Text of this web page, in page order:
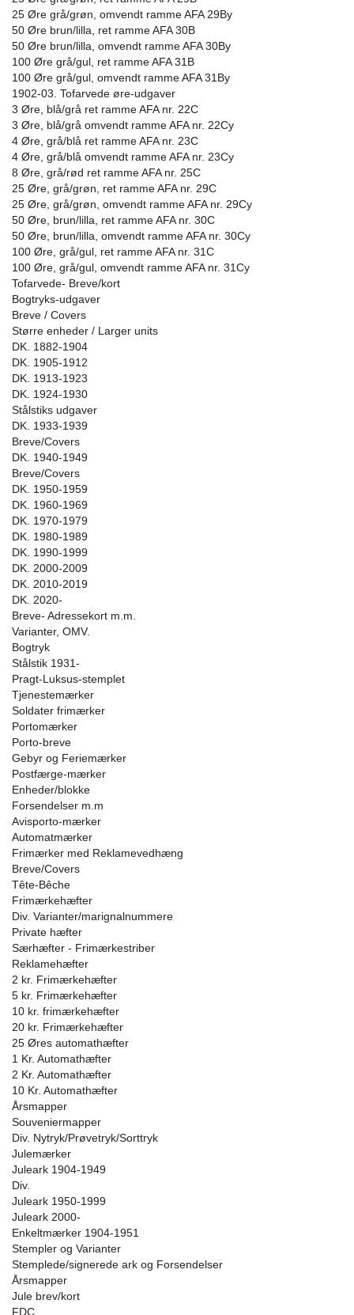
25 Øre grå/grøn, omvendt ramme AFA 29By
50 Øre brun/lilla, ret ramme AFA 30B
50 Øre brun/lilla, omvendt ramme AFA 30By
100 Øre grå/gul, ret ramme AFA 31B
100 Øre grå/gul, omvendt ramme AFA 31By
1902-03. Tofarvede øre-udgaver
3 Øre, blå/grå ret ramme AFA nr. 22C
3 Øre, blå/grå omvendt ramme AFA nr. 22Cy
4 Øre, grå/blå ret ramme AFA nr. 23C
4 Øre, grå/blå omvendt ramme AFA nr. 23Cy
8 Øre, grå/rød ret ramme AFA nr. 25C
25 Øre, grå/grøn, ret ramme AFA nr. 29C
25 Øre, grå/grøn, omvendt ramme AFA nr. 29Cy
50 Øre, brun/lilla, ret ramme AFA nr. 30C
50 Øre, brun/lilla, omvendt ramme AFA nr. 30Cy
100 Øre, grå/gul, ret ramme AFA nr. 31C
100 Øre, grå/gul, omvendt ramme AFA nr. 31Cy
Tofarvede- Breve/kort
Bogtryks-udgaver
Breve / Covers
Større enheder / Larger units
DK. 1882-1904
DK. 1905-1912
DK. 1913-1923
DK. 1924-1930
Stålstiks udgaver
DK. 1933-1939
Breve/Covers
DK. 1940-1949
Breve/Covers
DK. 1950-1959
DK. 1960-1969
DK. 1970-1979
DK. 1980-1989
DK. 1990-1999
DK. 2000-2009
DK. 2010-2019
DK. 2020-
Breve- Adressekort m.m.
Varianter, OMV.
Bogtryk
Stålstik 1931-
Pragt-Luksus-stemplet
Tjenestemærker
Soldater frimærker
Portomærker
Porto-breve
Gebyr og Feriemærker
Postfærge-mærker
Enheder/blokke
Forsendelser m.m
Avisporto-mærker
Automatmærker
Frimærker med Reklamevedhæng
Breve/Covers
Tête-Bêche
Frimærkehæfter
Div. Varianter/marignalnummere
Private hæfter
Særhæfter - Frimærkestriber
Reklamehæfter
2 kr. Frimærkehæfter
5 kr. Frimærkehæfter
10 kr. frimærkehæfter
20 kr. Frimærkehæfter
25 Øres automathæfter
1 Kr. Automathæfter
2 Kr. Automathæfter
10 Kr. Automathæfter
Årsmapper
Souveniermapper
Div. Nytryk/Prøvetryk/Sorttryk
Julemærker
Juleark 1904-1949
Div.
Juleark 1950-1999
Juleark 2000-
Enkeltmærker 1904-1951
Stempler og Varianter
Stemplede/signerede ark og Forsendelser
Årsmapper
Jule brev/kort
FDC